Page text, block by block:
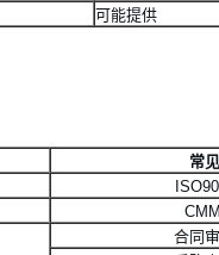
可能提供
常
合同